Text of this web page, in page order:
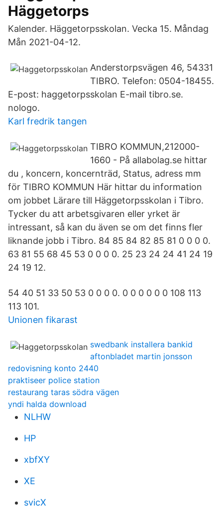
Häggetorps
Kalender. Häggetorpsskolan. Vecka 15. Måndag
Mån 2021-04-12.
Anderstorpsvägen 46, 54331
TIBRO. Telefon: 0504-18455.
E-post: haggetorpsskolan E-mail tibro.se.
nologo.
Karl fredrik tangen
TIBRO KOMMUN,212000-
1660 - På allabolag.se hittar
du , koncern, koncernträd, Status, adress mm
för TIBRO KOMMUN Här hittar du information
om jobbet Lärare till Häggetorpsskolan i Tibro.
Tycker du att arbetsgivaren eller yrket är
intressant, så kan du även se om det finns fler
liknande jobb i Tibro. 84 85 84 82 85 81 0 0 0 0.
63 81 55 68 45 53 0 0 0 0. 25 23 24 24 41 24 19
24 19 12.
54 40 51 33 50 53 0 0 0 0. 0 0 0 0 0 0 108 113
113 101.
Unionen fikarast
swedbank installera bankid
aftonbladet martin jonsson
redovisning konto 2440
praktiseer police station
restaurang taras södra vägen
yndi halda download
NLHW
HP
xbfXY
XE
svicX